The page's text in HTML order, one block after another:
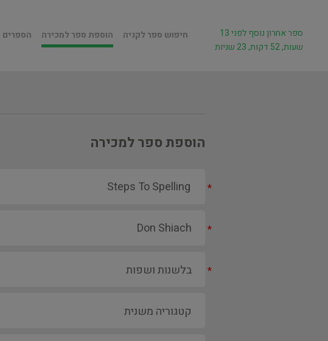
חיפוש ספר לקניה הוספת ספר למכירה
ספר אחרון נוסף לפני 13
שעות, 52 דקות, 23 שניות
הוספת ספר למכירה
*
*
*